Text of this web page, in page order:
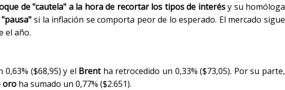
de "cautela" a la hora de recortar los tipos de interésy su homóloga
si la inflación se comporta peor de lo esperado. El mercado sigue
el año.
($68,95) y el Brentha retrocedido un 0,33% ($73,05). Por su parte,
oro ha sumado un 0,77% ($2.651).